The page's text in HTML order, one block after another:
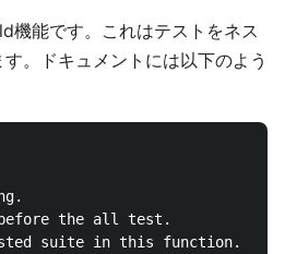
機能です。これはテストをネス
。ドキュメントには以下のよう
the all test.
suite in this function.  >